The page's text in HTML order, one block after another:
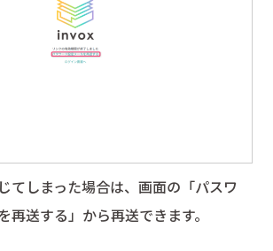
てしまった場合は、画面の「パスワ
再送する」から再送できます。